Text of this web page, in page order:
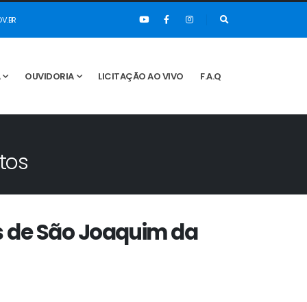
OUVIDORIA LICITAÇÃO AO VIVO F.A.Q
São Joaquim da